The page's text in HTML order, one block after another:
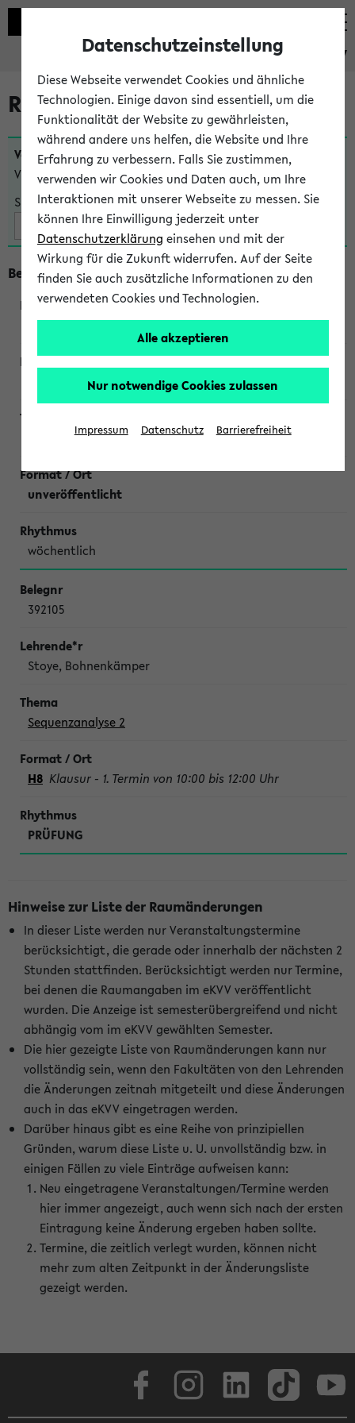
eKVV
Raumänderungen
Veranstaltungen , bei denen sich nach dem23.07.2026
Veranstaltungsorte geändert haben:
Suche:
Beginn um 10 Uhr
240202
Tutorin: Celina Famulla
Übungen zu Elementare Geometrie Di10
unveröffentlicht
wöchentlich
392105
Stoye, Bohnenkämper
Sequenzanalyse 2
H8 Klausur - 1. Termin von 10:00 bis 12:00 Uhr
PRÜFUNG
Hinweise zur Liste der Raumänderungen
In dieser Liste werden nur Veranstaltungstermine
berücksichtigt, die gerade oder innerhalb der nächsten 2
Stunden stattfinden. Berücksichtigt werden nur Termine,
bei denen die Raumangaben im eKVV veröffentlicht
wurden. Die Anzeige ist semesterübergreifend und nicht
abhängig vom im eKVV gewählten Semester.
Die hier gezeigte Liste von Raumänderungen kann nur
vollständig sein, wenn den Fakultäten von den Lehrenden
die Änderungen zeitnah mitgeteilt und diese Änderungen
auch in das eKVV eingetragen werden.
Darüber hinaus gibt es eine Reihe von prinzipiellen
Gründen, warum diese Liste u. U. unvollständig bzw. in
einigen Fällen zu viele Einträge aufweisen kann:
Neu eingetragene Veranstaltungen/Termine werden
hier immer angezeigt, auch wenn sich nach der ersten
Eintragung keine Änderung ergeben haben sollte.
Termine, die zeitlich verlegt wurden, können nicht
mehr zum alten Zeitpunkt in der Änderungsliste
gezeigt werden.
Datenschutzeinstellung
Diese Webseite verwendet Cookies und ähnliche
Technologien. Einige davon sind essentiell, um die
Funktionalität der Website zu gewährleisten,
während andere uns helfen, die Website und Ihre
Erfahrung zu verbessern. Falls Sie zustimmen,
verwenden wir Cookies und Daten auch, um Ihre
Interaktionen mit unserer Webseite zu messen. Sie
können Ihre Einwilligung jederzeit unter
Datenschutzerklärung einsehen und mit der
Wirkung für die Zukunft widerrufen. Auf der Seite
finden Sie auch zusätzliche Informationen zu den
verwendeten Cookies und Technologien.
Alle akzeptieren
Nur notwendige Cookies zulassen
Impressum Datenschutz Barrierefreiheit